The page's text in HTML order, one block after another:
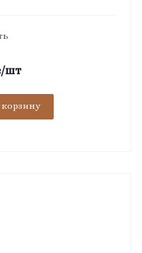
/шт
корзину